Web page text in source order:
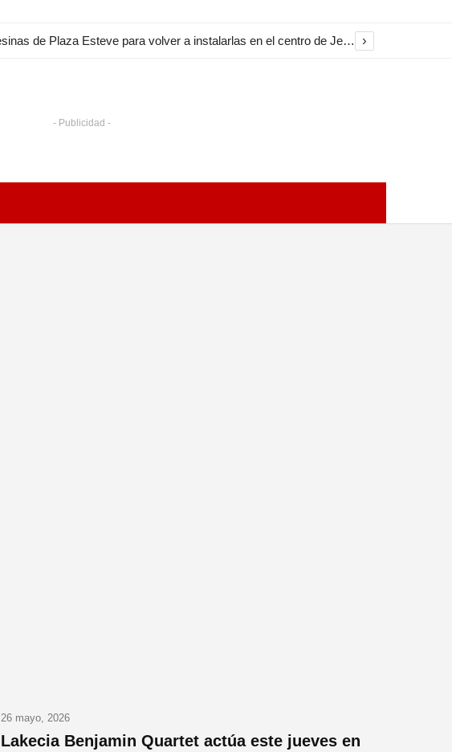
El Ayuntamiento inicia la restauración de las marquesinas de Plaza Esteve para volver a instalarlas en el centro de Jerez ›
- Publicidad -
26 mayo, 2026
Lakecia Benjamin Quartet actúa este jueves en